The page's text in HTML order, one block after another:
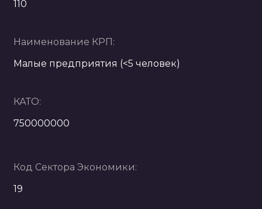
110
Наименование КРП:
Малые предприятия (<5 человек)
КАТО:
750000000
Код Сектора Экономики:
19